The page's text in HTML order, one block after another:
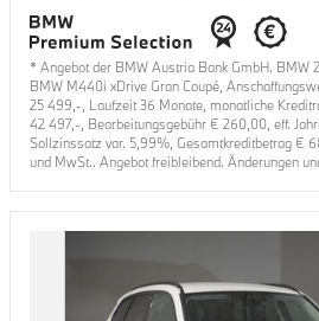
* Angebot der BMW Austria Bank GmbH. BMW
BMW M440i xDrive Gran Coupé ,
25 499 ,-, Laufzeit36 Monate, monatliche
42 497,-, Bearbeitungsgebühr € 260,00 , eff.
Sollzinssatz var. 5,99%, Gesamtkreditbetrag €
und MwSt.. Angebot freibleibend. Änderungen